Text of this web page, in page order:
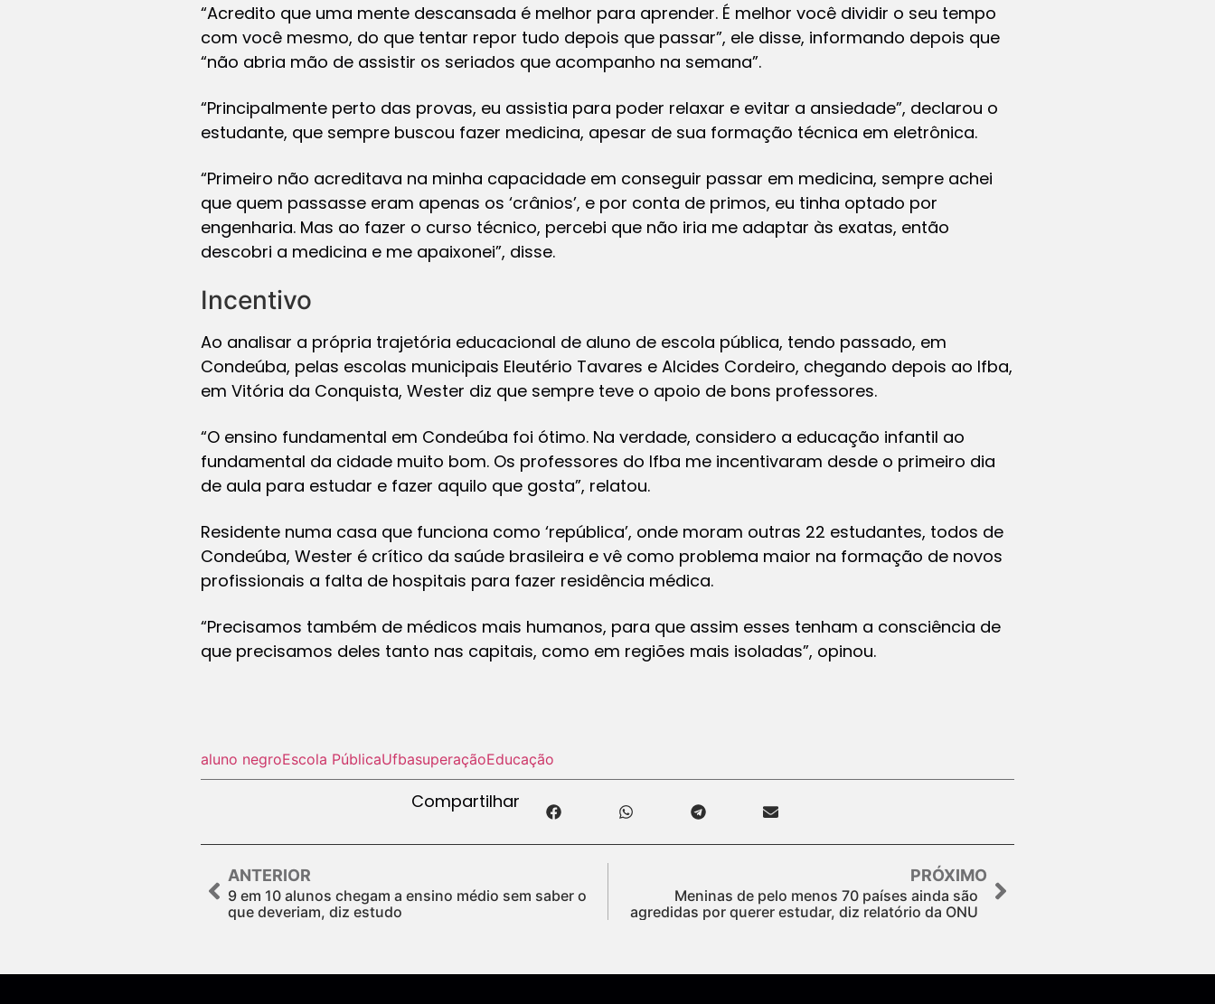
“Acredito que uma mente descansada é melhor para aprender. É melhor você dividir o seu tempo
com você mesmo, do que tentar repor tudo depois que passar”, ele disse, informando depois que
“não abria mão de assistir os seriados que acompanho na semana”.
“Principalmente perto das provas, eu assistia para poder relaxar e evitar a ansiedade”, declarou o
estudante, que sempre buscou fazer medicina, apesar de sua formação técnica em eletrônica.
“Primeiro não acreditava na minha capacidade em conseguir passar em medicina, sempre achei
que quem passasse eram apenas os ‘crânios’, e por conta de primos, eu tinha optado por
engenharia. Mas ao fazer o curso técnico, percebi que não iria me adaptar às exatas, então
descobri a medicina e me apaixonei”, disse.
Incentivo
Ao analisar a própria trajetória educacional de aluno de escola pública, tendo passado, em
Condeúba, pelas escolas municipais Eleutério Tavares e Alcides Cordeiro, chegando depois ao Ifba,
em Vitória da Conquista, Wester diz que sempre teve o apoio de bons professores.
“O ensino fundamental em Condeúba foi ótimo. Na verdade, considero a educação infantil ao
fundamental da cidade muito bom. Os professores do Ifba me incentivaram desde o primeiro dia
de aula para estudar e fazer aquilo que gosta”, relatou.
Residente numa casa que funciona como ‘república’, onde moram outras 22 estudantes, todos de
Condeúba, Wester é crítico da saúde brasileira e vê como problema maior na formação de novos
profissionais a falta de hospitais para fazer residência médica.
“Precisamos também de médicos mais humanos, para que assim esses tenham a consciência de
que precisamos deles tanto nas capitais, como em regiões mais isoladas”, opinou.
aluno negroEscola PúblicaUfbasuperaçãoEducação
Compartilhar
ANTERIOR
9 em 10 alunos chegam a ensino médio sem saber o
que deveriam, diz estudo
PRÓXIMO
Meninas de pelo menos 70 países ainda são
agredidas por querer estudar, diz relatório da ONU